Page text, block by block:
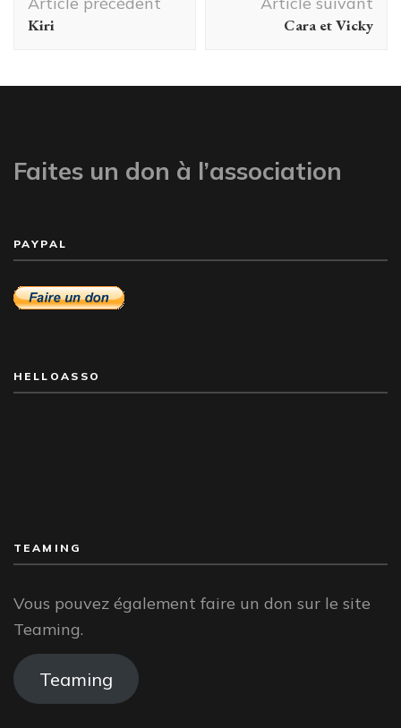
d'article
Kiri Cara et Vicky
Faites un don à l’association
PAYPAL
HELLOASSO
TEAMING
Vous pouvez également faire un don sur le site
Teaming.
Teaming